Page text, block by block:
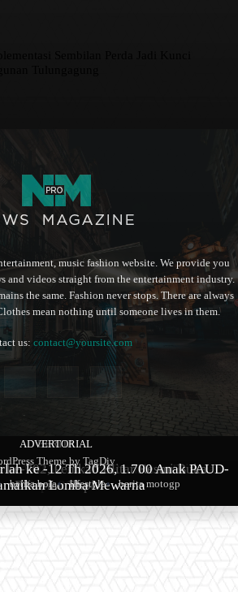
BERITA
Asal Wonodadi Ramaikan Blitarian
Expo 2026
BERITA
ke-702, Pemkab Blitar Resmi Buka
Blitarian Expo
ADVERTORIAL
ke -12 Th 2026, 1.700 Anak PAUD-
Lomba Mewarna
music fashion website. We provide you
and videos straight from the entertainment industry.
the same. Fashion never stops. There are always
mean nothing until someone lives in them.
us: contact@yoursite.com
Theme by TagDiv
berita bola lifestyle
berita motogp